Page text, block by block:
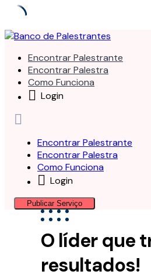
Skip
contentEncontrar Palestrante
Encontrar Palestra
Como Funciona
Login
Encontrar Palestrante
Encontrar Palestra
Como Funciona
Login
Publicar Serviço
O líder que
resultados!